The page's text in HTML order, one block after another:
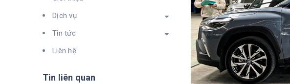
Dịch vụ
Tin tức
Liên hệ
Tin liên quan